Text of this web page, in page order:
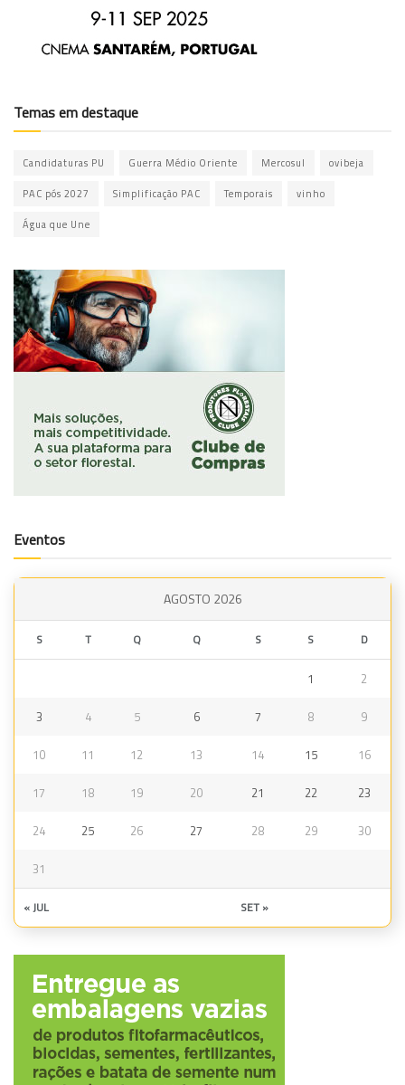
Temas em destaque
Candidaturas PU Guerra Médio Oriente Mercosul ovibeja
PAC pós 2027 Simplificação PAC Temporais vinho
Água que Une
Eventos
AGOSTO 2026
S T Q Q S S D
1 2
3 4 5 6 7 8 9
10 11 12 13 14 15 16
17 18 19 20 21 22 23
24 25 26 27 28 29 30
31
« JUL SET »